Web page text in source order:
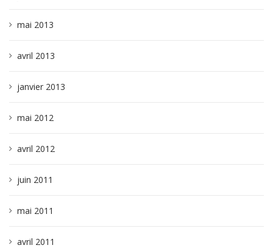
mai 2013
avril 2013
janvier 2013
mai 2012
avril 2012
juin 2011
mai 2011
avril 2011